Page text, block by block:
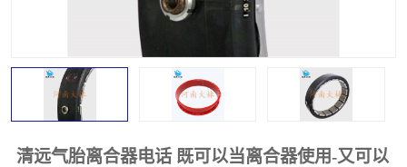
清远气胎离合器电话 既可以当离合器使用-又可以
联轴器
液力端配件